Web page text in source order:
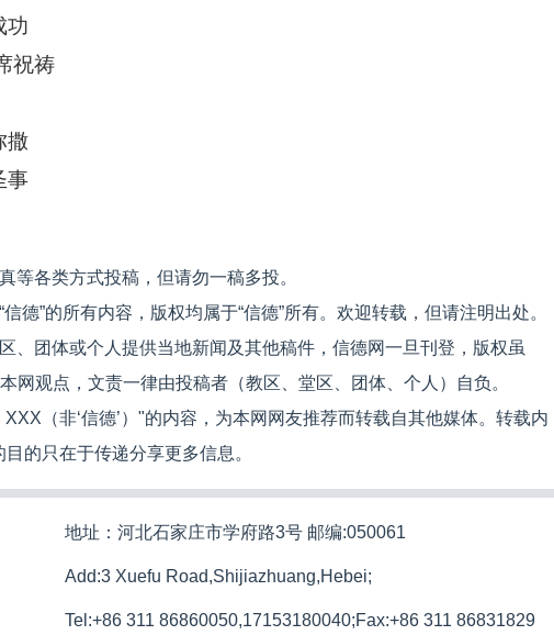
功
祝祷
撒
事
等各类方式投稿，但请勿一稿多投。
德”的所有内容，版权均属于“信德”所有。欢迎转载，但请注明出处。
、团体或个人提供当地新闻及其他稿件，信德网一旦刊登，版权虽
网观点，文责一律由投稿者（教区、堂区、团体、个人）自负。
（非‘信德’）"的内容，为本网网友推荐而转载自其他媒体。转载内
的只在于传递分享更多信息。
地址：河北石家庄市学府路3号 邮编:050061
Add:3 Xuefu Road,Shijiazhuang,Hebei;
Tel:+86 311 86860050,17153180040;Fax:+86 311 86831829